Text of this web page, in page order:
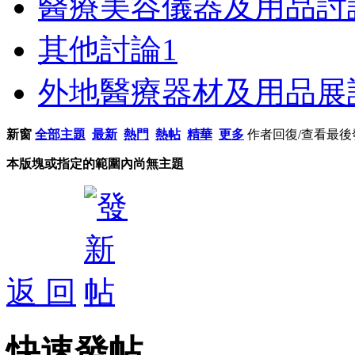
其他討論1
外地醫療器材及用品展
新窗 全部主題 最新 熱門 熱帖 精華 更多 作者回復/查看最後
本版塊或指定的範圍內尚無主題
返 回